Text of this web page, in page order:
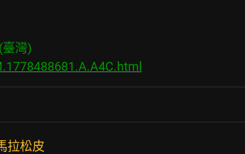
灣)
拉松皮